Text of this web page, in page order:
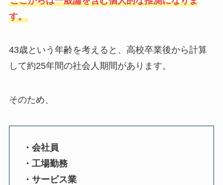
す。
43歳という年齢を考えると、高校卒業後から計算
して約25年間の社会人期間があります。
そのため、
・会社員
・工場勤務
・サービス業